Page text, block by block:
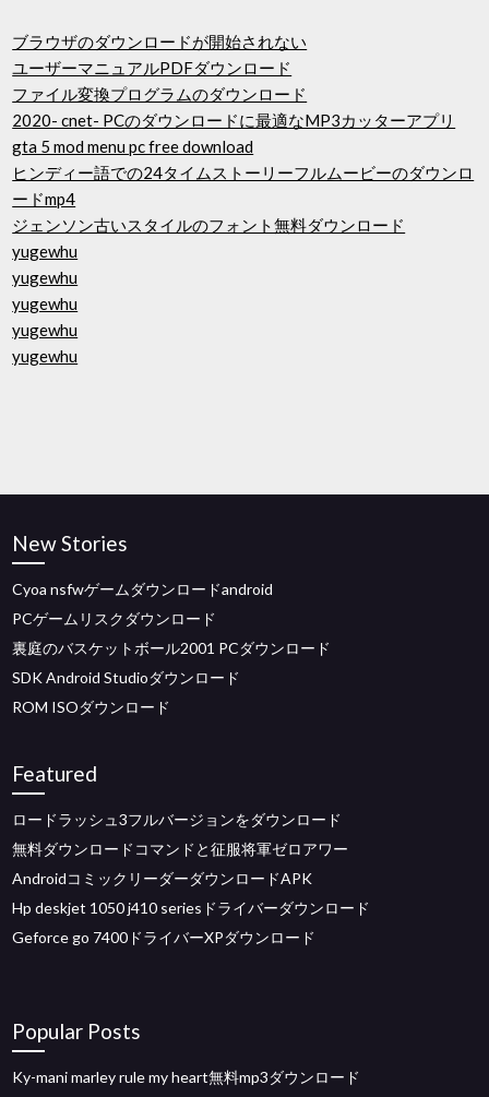
ブラウザのダウンロードが開始されない
ユーザーマニュアルPDFダウンロード
ファイル変換プログラムのダウンロード
2020- cnet- PCのダウンロードに最適なMP3カッターアプリ
gta 5 mod menu pc free download
ヒンディー語での24タイムストーリーフルムービーのダウンロ
ードmp4
ジェンソン古いスタイルのフォント無料ダウンロード
yugewhu
yugewhu
yugewhu
yugewhu
yugewhu
New Stories
Cyoa nsfwゲームダウンロードandroid
PCゲームリスクダウンロード
裏庭のバスケットボール2001 PCダウンロード
SDK Android Studioダウンロード
ROM ISOダウンロード
Featured
ロードラッシュ3フルバージョンをダウンロード
無料ダウンロードコマンドと征服将軍ゼロアワー
AndroidコミックリーダーダウンロードAPK
Hp deskjet 1050 j410 seriesドライバーダウンロード
Geforce go 7400ドライバーXPダウンロード
Popular Posts
Ky-mani marley rule my heart無料mp3ダウンロード